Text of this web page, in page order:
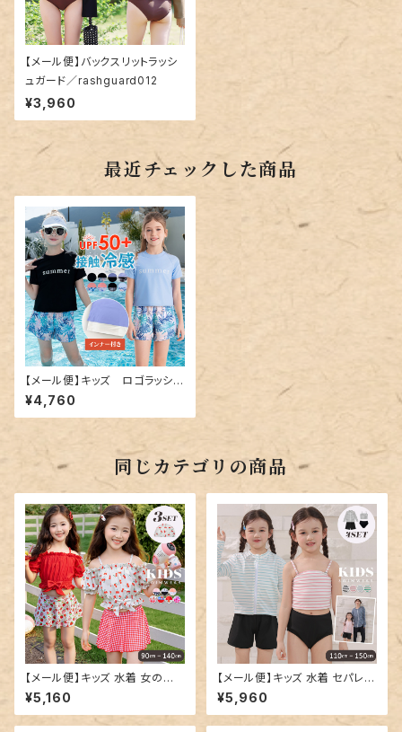
【メール便】バックスリットラッシ
ュガード／rashguard012
¥3,960
最近チェックした商品
【メール便】キッズ ロゴラッシュ
ガードセットアップ／kids531
¥4,760
同じカテゴリの商品
【メール便】キッズ 水着 女の子
セパレート オフショルダー／kid
s597
¥5,160
【メール便】キッズ 水着 セパレー
ト 女の子 トップス／kids598
¥5,960